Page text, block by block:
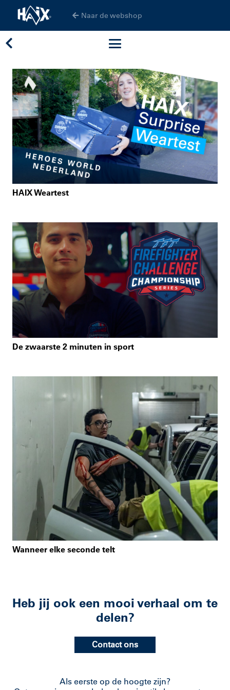
Naar de webshop
HAIX Weartest
De zwaarste 2 minuten in sport
Wanneer elke seconde telt
Heb jij ook een mooi verhaal om te
delen?
Contact ons
Als eerste op de hoogte zijn?